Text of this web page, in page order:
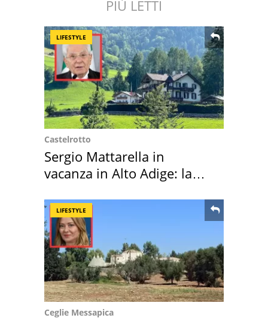
PIÙ LETTI
LIFESTYLE
Castelrotto
Sergio Mattarella in
vacanza in Alto Adige: la
LIFESTYLE
Ceglie Messapica